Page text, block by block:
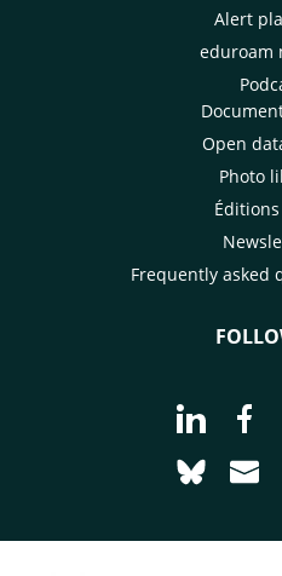
Alert
eduroam
Open
Photo
Frequently asked
Go to
Go to